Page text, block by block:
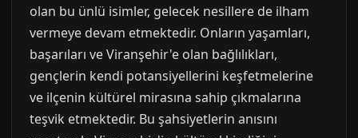
olan bu ünlü isimler, gelecek nesillere de ilham
vermeye devam etmektedir. Onların yaşamları,
başarıları ve Viranşehir'e olan bağlılıkları,
gençlerin kendi potansiyellerini keşfetmelerine
ve ilçenin kültürel mirasına sahip çıkmalarına
teşvik etmektedir. Bu şahsiyetlerin anısını